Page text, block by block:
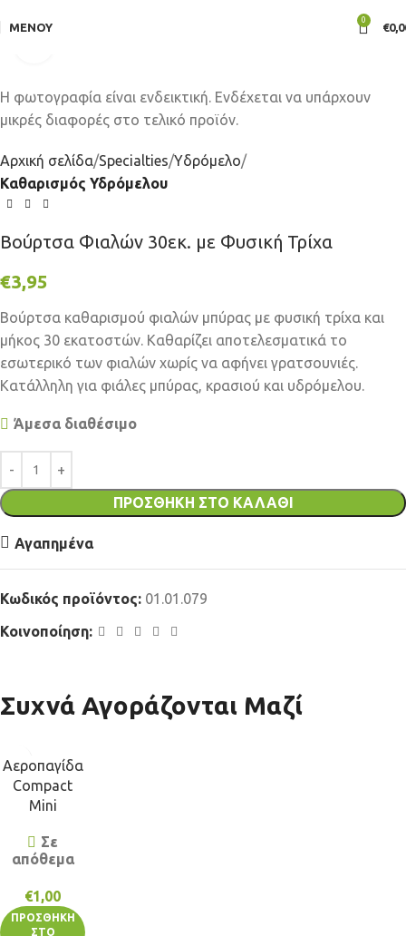
ΜΕΝΟΎ
0
€
Αρχική σελίδα Specialties Υδρόμελο
Καθαρισμός Υδρόμελου
Βούρτσα Φιαλών 30εκ. με Φυσική Τρίχα
€3,95
Βούρτσα καθαρισμού φιαλών μπύρας με φυσική τρίχα και
μήκος 30 εκατοστών. Καθαρίζει αποτελεσματικά το
εσωτερικό των φιαλών χωρίς να αφήνει γρατσουνιές.
Κατάλληλη για φιάλες μπύρας, κρασιού και υδρόμελου.
Άμεσα διαθέσιμο
ΠΡΟΣΘΉΚΗ ΣΤΟ ΚΑΛΆΘΙ
Αγαπημένα
Κωδικός προϊόντος: 01.01.079
Κοινοποίηση:
Συχνά Αγοράζονται Μαζί
Αεροπαγίδα
Compact
Mini
Σε
απόθεμα
€1,00
ΠΡΟΣΘΉΚΗ
ΣΤΟ